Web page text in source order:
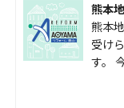
熊本
熊本
受け
す。